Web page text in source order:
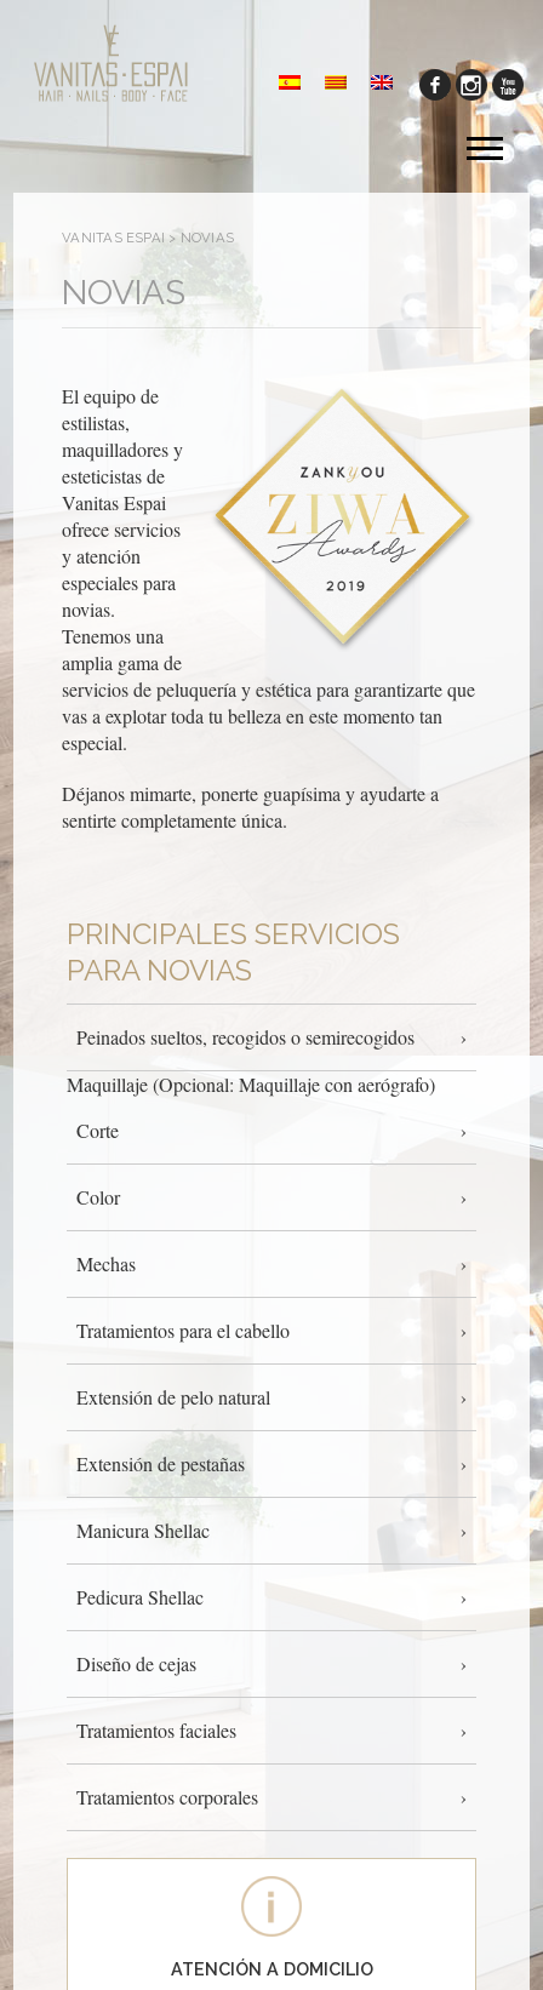
VANITAS ESPAI > NOVIAS
NOVIAS
El equipo de
estilistas,
maquilladores y
esteticistas de
Vanitas Espai
ofrece servicios
y atención
especiales para
novias.
Tenemos una
amplia gama de
servicios de peluquería y estética para garantizarte que
vas a explotar toda tu belleza en este momento tan
especial.
Déjanos mimarte, ponerte guapísima y ayudarte a
sentirte completamente única.
PRINCIPALES SERVICIOS
PARA NOVIAS
Peinados sueltos, recogidos o semirecogidos
Maquillaje (Opcional: Maquillaje con aerógrafo)
Corte
Color
Mechas
Tratamientos para el cabello
Extensión de pelo natural
Extensión de pestañas
Manicura Shellac
Pedicura Shellac
Diseño de cejas
Tratamientos faciales
Tratamientos corporales
ATENCIÓN A DOMICILIO